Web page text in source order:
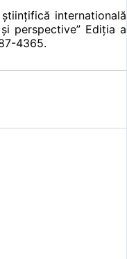
internatională
perspective” Ediția a
4365.